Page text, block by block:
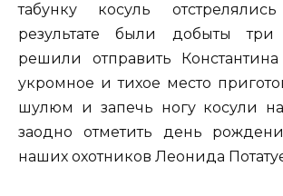
табунку косуль
результате были добыты
решили отправить
укромное и тихое место
шулюм и запечь ногу косули на
заодно отметить день
наших охотников Леонида